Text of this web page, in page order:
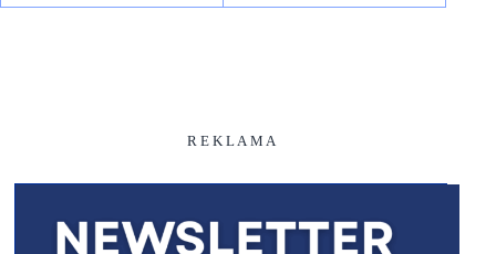
R E K L A M A